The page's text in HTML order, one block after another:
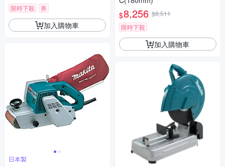
限時下殺
券
加入購物車
日本製
$8,256 $8,511
限時下殺
加入購物車